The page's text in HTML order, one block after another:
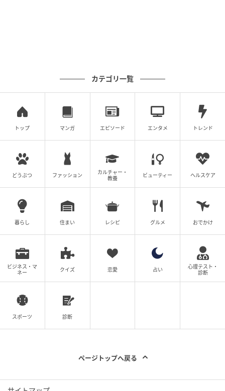
カテゴリ一覧
トップ マンガ エピソード エンタメ トレンド
どうぶつ ファッション
カルチャー・
教養
ビューティー ヘルスケア
暮らし 住まい レシピ グルメ おでかけ
ビジネス・マ
ネー
クイズ 恋愛 占い
心理テスト・
診断
スポーツ 診断
ページトップへ戻る